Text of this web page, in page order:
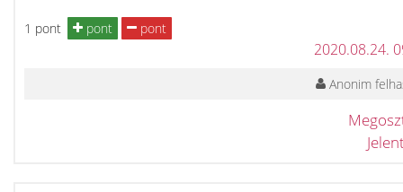
1 pont pont pont
2020.08.24.
Anonim